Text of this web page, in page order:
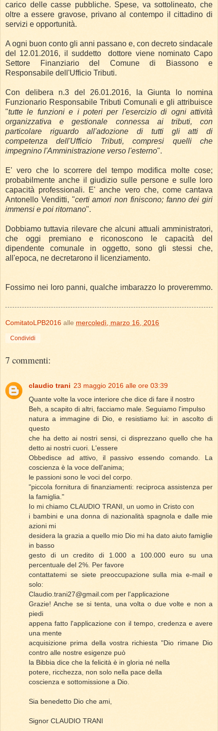
carico delle casse pubbliche. Spese, va sottolineato, che
oltre a essere gravose, privano al contempo il cittadino di
servizi e opportunità.
A ogni buon conto gli anni passano e, con decreto sindacale
del 12.01.2016, il suddetto
dottore viene nominato Capo
Settore Finanziario del Comune di Biassono e
Responsabile dell'Ufficio Tributi.
Con delibera n.3 del 26.01.2016, la Giunta lo nomina
Funzionario Responsabile Tributi Comunali e gli attribuisce
"tutte le funzioni e i poteri per l'esercizio di ogni attività
organizzativa e gestionale connessa ai tributi, con
particolare riguardo all'adozione di tutti gli atti di
competenza dell'Ufficio Tributi, compresi quelli che
impegnino l'Amministrazione verso l'esterno".
E' vero che lo scorrere del tempo modifica molte cose;
probabilmente anche il giudizio sulle persone e sulle loro
capacità professionali.
E' anche vero che, come cantava
Antonello Venditti, "certi amori non finiscono; fanno dei giri
immensi e poi ritornano".
Dobbiamo tuttavia rilevare che alcuni attuali amministratori,
che oggi premiano e riconoscono le capacità del
dipendente comunale in oggetto, sono gli stessi che,
all'epoca, ne decretarono il licenziamento.
Fossimo nei loro panni, qualche imbarazzo lo proveremmo.
ComitatoLPB2016 alle mercoledì, marzo 16, 2016
Condividi
7 commenti:
claudio trani 23 maggio 2016 alle ore 03:39
Quante volte la voce interiore che dice di fare il nostro
Beh, a scapito di altri, facciamo male. Seguiamo l'impulso
natura a immagine di Dio, e resistiamo lui: in ascolto di
questo
che ha detto ai nostri sensi, ci disprezzano quello che ha
detto ai nostri cuori. L'essere
Obbedisce ad attivo, il passivo essendo comando. La
coscienza è la voce dell'anima;
le passioni sono le voci del corpo.
"piccola fornitura di finanziamenti: reciproca assistenza per
la famiglia."
Io mi chiamo CLAUDIO TRANI, un uomo in Cristo con
i bambini e una donna di nazionalità spagnola e dalle mie
azioni mi
desidera la grazia a quello mio Dio mi ha dato aiuto famiglie
in basso
gesto di un credito di 1.000 a 100.000 euro su una
percentuale del 2%. Per favore
contattatemi se siete preoccupazione sulla mia e-mail e
solo:
Claudio.trani27@gmail.com per l'applicazione
Grazie! Anche se si tenta, una volta o due volte e non a
piedi
appena fatto l'applicazione con il tempo, credenza e avere
una mente
acquisizione prima della vostra richiesta "Dio rimane Dio
contro alle nostre esigenze può
la Bibbia dice che la felicità è in gloria né nella
potere, ricchezza, non solo nella pace della
coscienza e sottomissione a Dio.
Sia benedetto Dio che ami,
Signor CLAUDIO TRANI